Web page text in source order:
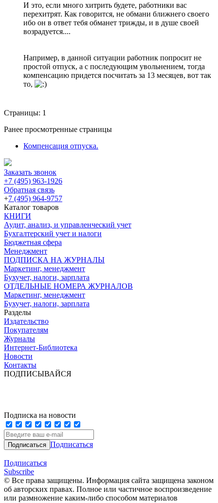
И это, если много хитрить будете, работники вас
перехитрят. Как говорится, не обмани ближнего своего
ибо он в ответ тебя обманет трижды, и в душе своей
возрадуется....
Например, в данной ситуации работник попросит не
простой отпуск, а с последующим увольнением, тогда
компенсацию придется посчитать за 13 месяцев, вот так
то,
Страницы: 1
Ранее просмотренные страницы
Компенсация отпуска.
Заказать звонок
+7 (495) 963-1926
Обратная связь
+7 (495) 964-9757
Каталог товаров
КНИГИ
Аудит, анализ, и управленческий учет
Бухгалтерский учет и налоги
Бюджетная сфера
Менеджмент
ПОДПИСКА НА ЖУРНАЛЫ
Маркетинг, менеджмент
Бухучет, налоги, зарплата
ОТДЕЛЬНЫЕ НОМЕРА ЖУРНАЛОВ
Маркетинг, менеджмент
Бухучет, налоги, зарплата
Разделы
Издательство
Покупателям
Журналы
Интернет-Библиотека
Новости
Контакты
ПОДПИСЫВАЙСЯ
Подписка на новости
Подписаться
Подписаться
Subscribe
© Все права защищены. Информация сайта защищена законом
об авторских правах. Полное или частичное воспроизведение
или размножение каким-либо способом материалов